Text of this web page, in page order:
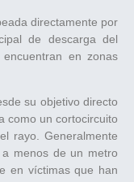
directamente por
de descarga del
en zonas
su objetivo directo
como un cortocircuito
rayo. Generalmente
menos de un metro
en víctimas que han